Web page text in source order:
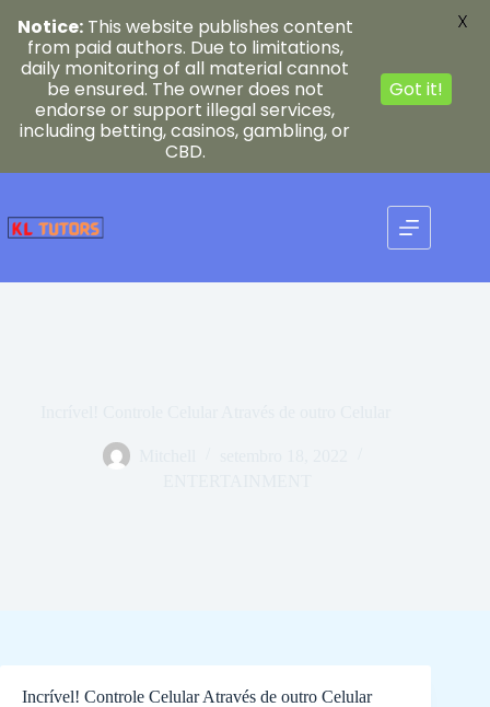
conteúdo
Incrível! Controle Celular Através de outro Celular
Notice:This website publishes content
from paid authors. Due to limitations,
daily monitoring of all material cannot
be ensured. The owner does not
endorse or support illegal services,
including betting, casinos, gambling, or
CBD.
Got it!
X